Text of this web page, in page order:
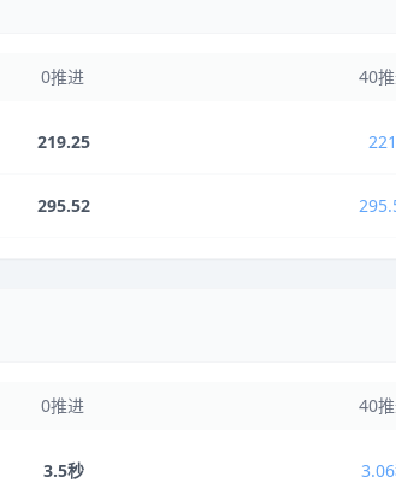
0推进 40
219.25
295.52
0推进 40
3.5秒